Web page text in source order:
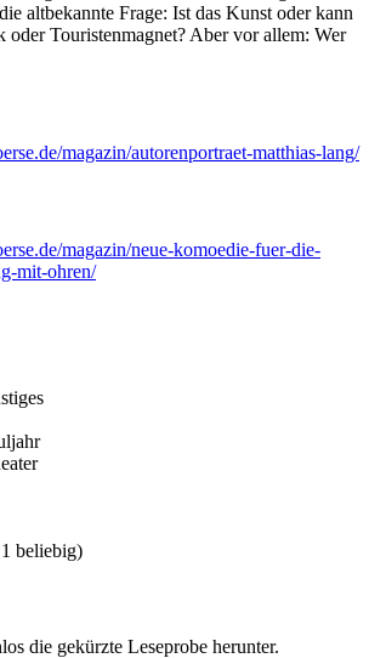
altbekannte Frage: Ist das Kunst oder kann
oder Touristenmagnet? Aber vor allem: Wer
magazin/autorenportraet-matthias-lang/
magazin/neue-komoedie-fuer-die-
mit-ohren/
beliebig)
die gekürzte Leseprobe herunter.